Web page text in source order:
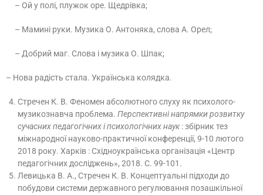
– Ой у полі, плужок оре. Щедрівка;
– Мамині руки. Музика О. Антоняка, слова А. Орел;
– Добрий маг. Слова і музика О. Шпак;
– Нова радість стала. Українська колядка.
Стречен К. В. Феномен абсолютного слуху як психолого-
музикознавча проблема. Перспективні напрямки розвитку
сучасних педагогічних і психологічних наук: збірник тез
міжнародної науково-практичної конференції, 9-10 лютого
2018 року. Харків : Східноукраїнська організація «Центр
педагогічних досліджень», 2018. С. 99-101.
Левицька В. А., Стречен К. В. Концептуальні підходи до
побудови системи державного регулювання позашкільної